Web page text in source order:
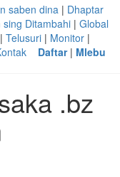
saben dina | Dhaptar
sing Ditambahi | Global
| Telusuri | Monitor |
Daftar| Mlebu
.bz